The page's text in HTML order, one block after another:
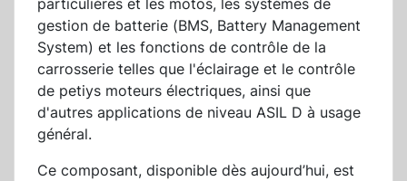
particulières et les motos, les systèmes de
gestion de batterie (BMS, Battery Management
System) et les fonctions de contrôle de la
carrosserie telles que l'éclairage et le contrôle
de petiys moteurs électriques, ainsi que
d'autres applications de niveau ASIL D à usage
général.
Ce composant, disponible dès aujourd’hui, est